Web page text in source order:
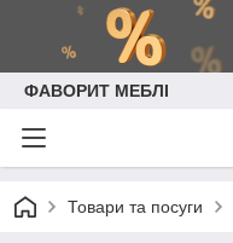
ФАВОРИТ МЕБЛІ
Товари та посуги